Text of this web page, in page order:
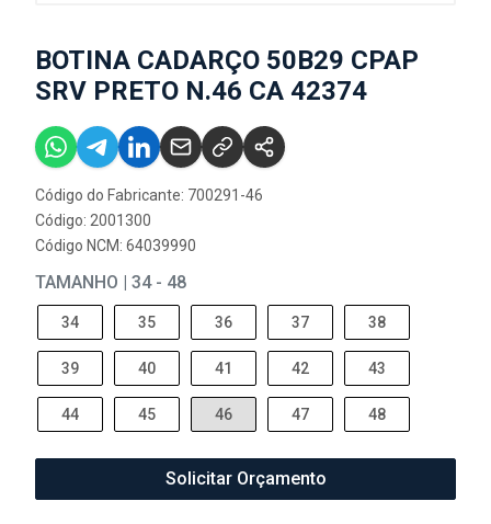
BOTINA CADARÇO 50B29 CPAP
SRV PRETO N.46 CA 42374
Código do Fabricante: 700291-46
Código: 2001300
Código NCM: 64039990
TAMANHO | 34 - 48
34 35 36 37 38
39 40 41 42 43
44 45 46 47 48
Solicitar Orçamento